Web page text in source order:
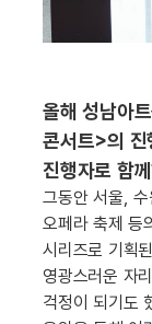
올해 성남아
콘서트>의 진
진행자로 함
그동안 서울,
오페라 축제 등
시리즈로 기획
영광스러운 자
걱정이 되기도